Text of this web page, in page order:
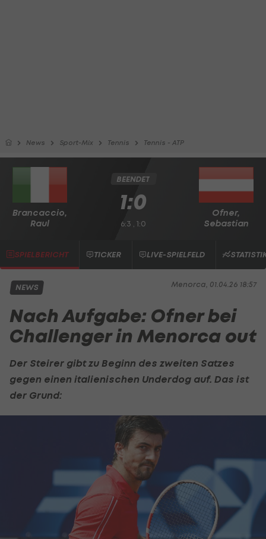
News Sport-Mix Tennis Tennis - ATP
Brancaccio,
Raul
Ofner,
Sebastian
BEENDET
1:0
6:3 , 1:0
SPIELBERICHT TICKER LIVE-SPIELFELD
Menorca, 01.04.26 18:57
NEWS
Nach Aufgabe: Ofner bei
Challenger in Menorca out
Der Steirer gibt zu Beginn des zweiten Satzes
gegen einen italienischen Underdog auf. Das ist
der Grund: